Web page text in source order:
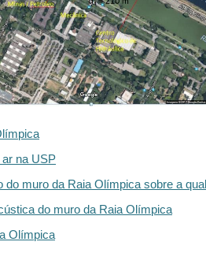
na USP
do muro da Raia Olímpica sobre a
do muro da Raia Olímpica
Olímpica